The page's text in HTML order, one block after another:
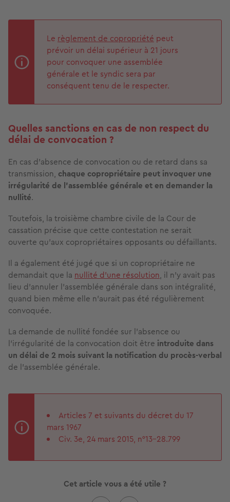
Le règlement de copropriété peut
prévoir un délai supérieur à 21 jours
pour convoquer une assemblée
générale et le syndic sera par
conséquent tenu de le respecter.
Quelles sanctions en cas de non respect du
délai de convocation ?
En cas d’absence de convocation ou de retard dans sa
transmission, chaque copropriétaire peut invoquer une
irrégularité de l’assemblée générale et en demander la
nullité.
Toutefois, la troisième chambre civile de la Cour de
cassation précise que cette contestation ne serait
ouverte qu’aux copropriétaires opposants ou défaillants.
Il a également été jugé que si un copropriétaire ne
demandait que la nullité d’une résolution, il n’y avait pas
lieu d’annuler l’assemblée générale dans son intégralité,
quand bien même elle n’aurait pas été régulièrement
convoquée.
La demande de nullité fondée sur l'absence ou
l'irrégularité de la convocation doit être introduite dans
un délai de 2 mois suivant la notification du procès-verbal
de l’assemblée générale.
Articles 7 et suivants du décret du 17
mars 1967
Civ. 3e, 24 mars 2015, n°13-28.799
Cet article vous a été utile ?